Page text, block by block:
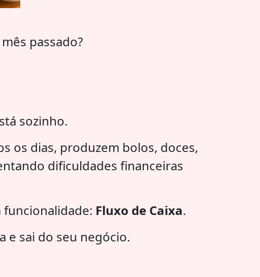
passado?
sozinho.
os dias, produzem bolos, doces,
dificuldades financeiras
funcionalidade: Fluxo de Caixa.
e sai do seu negócio.